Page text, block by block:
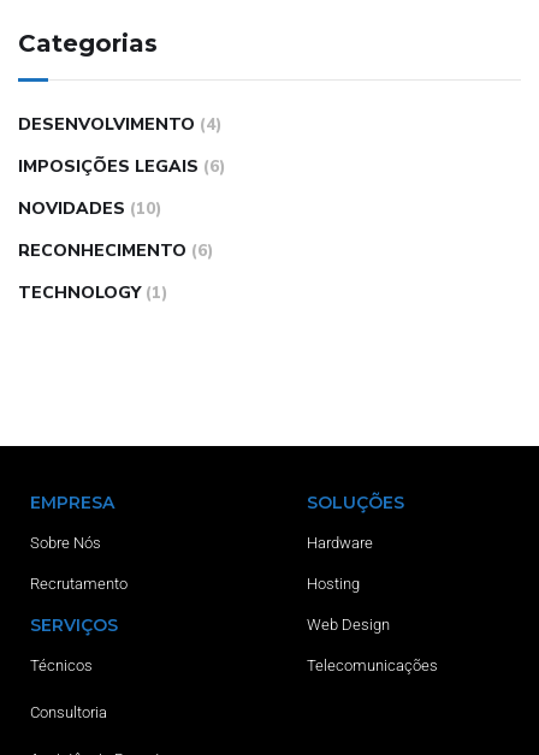
Categorias
DESENVOLVIMENTO (4)
IMPOSIÇÕES LEGAIS (6)
NOVIDADES (10)
RECONHECIMENTO (6)
TECHNOLOGY (1)
EMPRESA
Sobre Nós
Recrutamento
SERVIÇOS
Técnicos
Consultoria
SOLUÇÕES
Hardware
Hosting
Web Design
Telecomunicações